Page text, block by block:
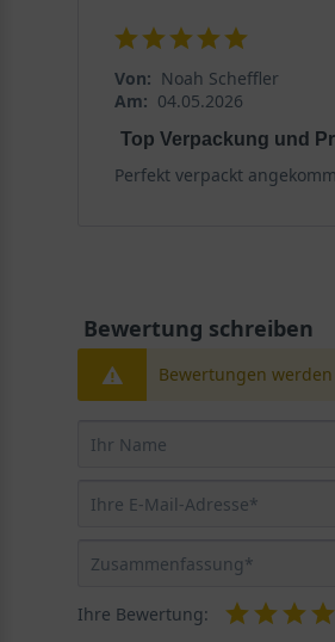
Von: Noah Scheffler
Am: 04.05.2026
Top Verpackung und
Perfekt verpackt
Bewertung schreiben
Bewertungen
Ihre Bewertung: